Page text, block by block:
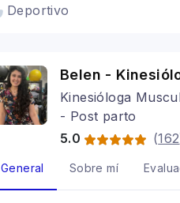
Deportivo
Belen -
Kinesióloga
- Post parto
5.0
(162
General Sobre mí